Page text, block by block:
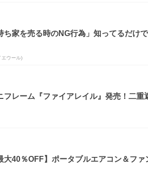
ち家を売る時のNG行為」知ってるだけ
エウール)
フレーム『ファイアレイル』発売！二
大40％OFF】ポータブルエアコン＆フ